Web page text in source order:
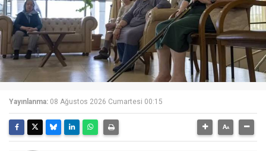
Yayınlanma: 08 Ağustos 2026 Cumartesi 00:15